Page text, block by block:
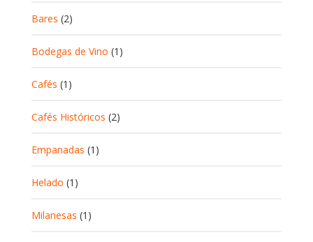
Bares (2)
Bodegas de Vino (1)
Cafés (1)
Cafés Históricos (2)
Empanadas (1)
Helado (1)
Milanesas (1)